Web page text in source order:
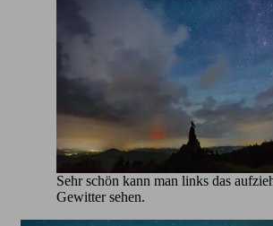
Sehr schön kann man links das
Gewitter sehen.